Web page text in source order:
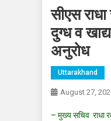
सीएस
दुग्ध व
अनुरोध
Uttarakhand
August 27,
– मुख्य सचिव राधा